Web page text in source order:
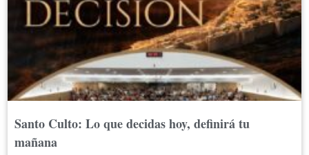
Santo Culto: Lo que decidas hoy, definirá tu
mañana